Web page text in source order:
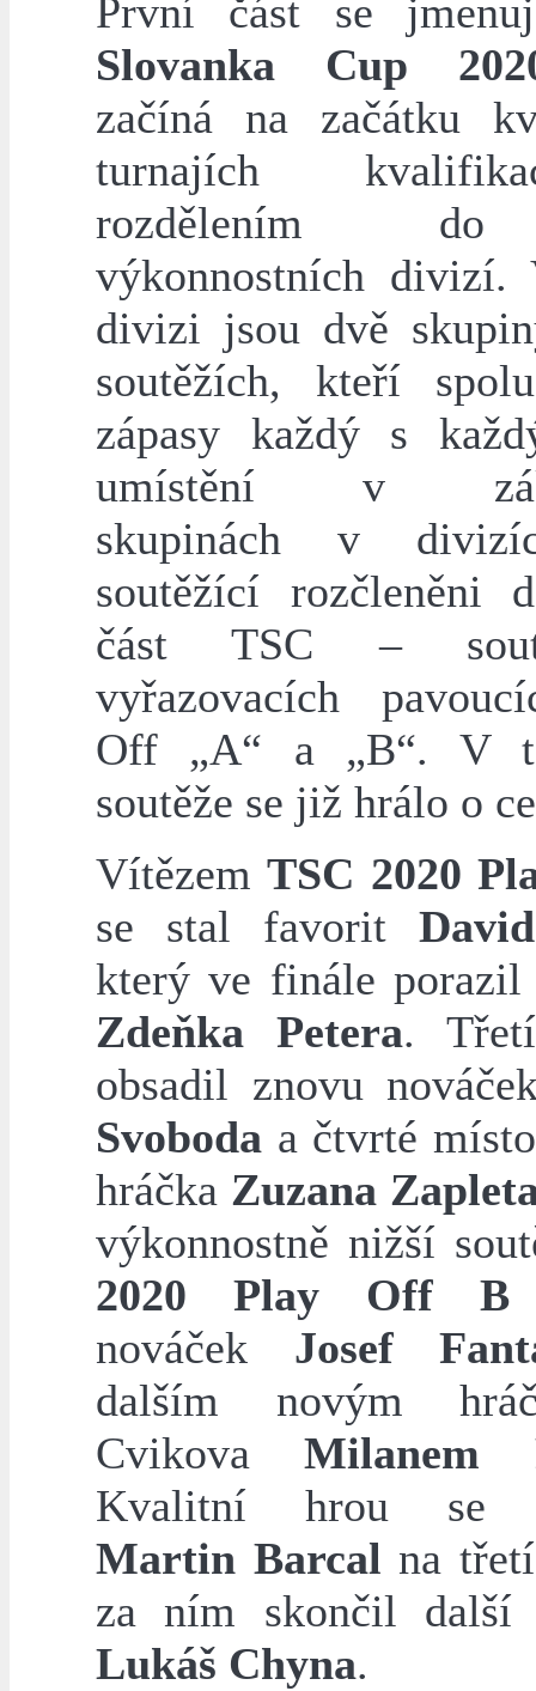
První část se
Slovanka Cup
začíná na začátku
turnajích
rozdělením
výkonnostních divizí.
divizi jsou dvě
soutěžích, kteří
zápasy každý s
umístění v
skupinách v
soutěžící rozčleněni
část TSC –
vyřazovacích
Off „A“ a „B“. V
soutěže se již hrálo o
VítězemTSC 2020
se stal favorit
který ve finále porazil
Zdeňka Petera.
obsadil znovu
Svoboda a čtvrté
hráčka Zuzana
výkonnostně nižší
2020 Play Off B
nováček Josef
dalším novým
CvikovaMilanem
Kvalitní hrou se
Martin Barcal na
za ním skončil další
Lukáš Chyna.